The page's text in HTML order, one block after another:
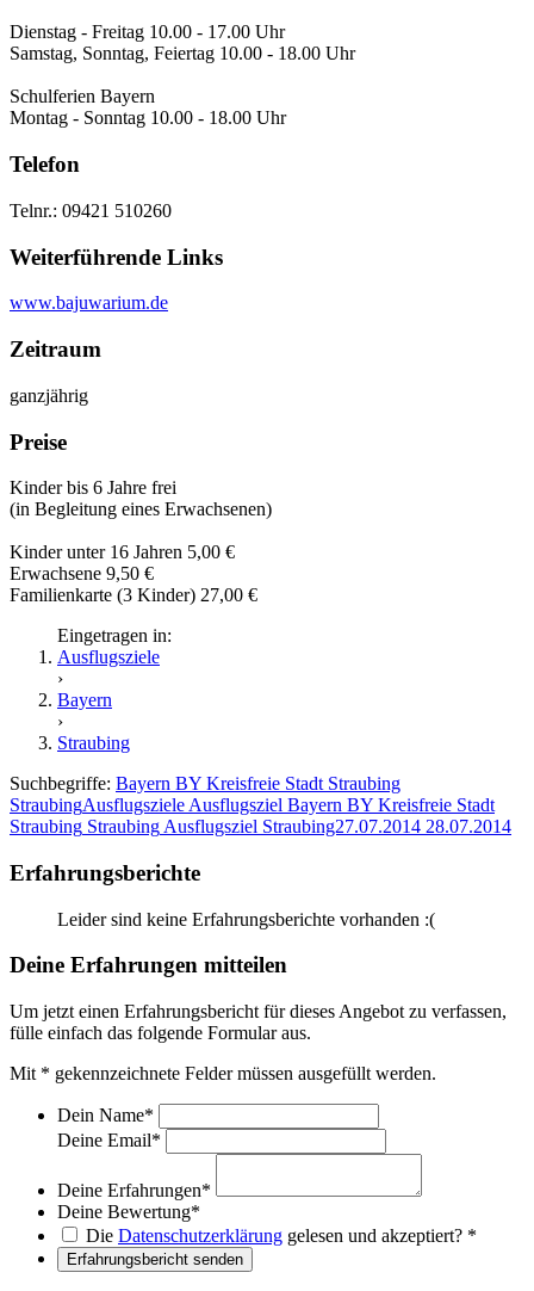
Dienstag - Freitag 10.00 - 17.00 Uhr
Samstag, Sonntag, Feiertag 10.00 - 18.00 Uhr
Schulferien Bayern
Montag - Sonntag 10.00 - 18.00 Uhr
Telefon
Telnr.: 09421 510260
Weiterführende Links
www.bajuwarium.de
Zeitraum
ganzjährig
Preise
Kinder bis 6 Jahre frei
(in Begleitung eines Erwachsenen)
Kinder unter 16 Jahren 5,00 €
Erwachsene 9,50 €
Familienkarte (3 Kinder) 27,00 €
Eingetragen in:
Ausflugsziele
›
Bayern
›
Straubing
Suchbegriffe: Bayern BY Kreisfreie Stadt Straubing
StraubingAusflugsziele Ausflugsziel Bayern BY Kreisfreie Stadt
Straubing Straubing Ausflugsziel Straubing27.07.2014 28.07.2014
Erfahrungsberichte
Leider sind keine Erfahrungsberichte vorhanden :(
Deine Erfahrungen mitteilen
Um jetzt einen Erfahrungsbericht für dieses Angebot zu verfassen,
fülle einfach das folgende Formular aus.
Mit * gekennzeichnete Felder müssen ausgefüllt werden.
Dein Name*
Deine Email*
Deine Erfahrungen*
Deine Bewertung*
Die Datenschutzerklärung gelesen und akzeptiert? *
Erfahrungsbericht senden